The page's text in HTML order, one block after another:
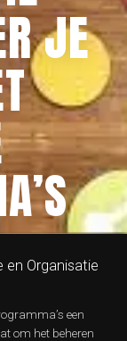
JE
en Organisatie
een
om het beheren